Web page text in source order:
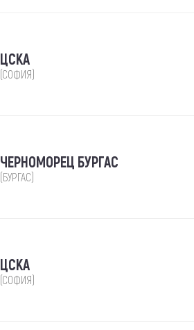
ЦСКА
(СОФИЯ)
ЧЕРНОМОРЕЦ БУРГАС
(БУРГАС)
ЦСКА
(СОФИЯ)